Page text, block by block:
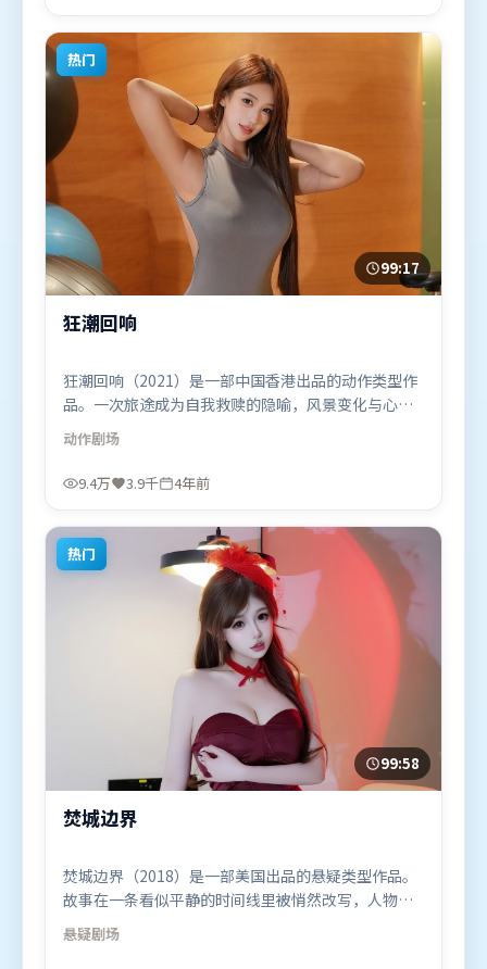
题材的观众观看。
热门
99:17
狂潮回响
狂潮回响（2021）是一部中国香港出品的动作类型作
品。一次旅途成为自我救赎的隐喻，风景变化与心境
转折彼此呼应。视听风格统一而富有实验感，配乐与
画面情绪贴合。由毕赣执导，提莫西·查拉米、章子
怡、堺雅人，弗洛伦丝·皮尤、赵丽颖、刘德华等联
地区首映上线，适合喜欢动作题材的观众观看。
动作剧场
9.4万 3.9千 4年前
热门
99:58
焚城边界
焚城边界（2018）是一部美国出品的悬疑类型作品。
故事在一条看似平静的时间线里被悄然改写，人物被
迫直面过去与现在的撕裂。叙事线索多线并进，最终
在关键节点收束。由克里斯托弗·诺兰执导，黄政
悬疑剧场